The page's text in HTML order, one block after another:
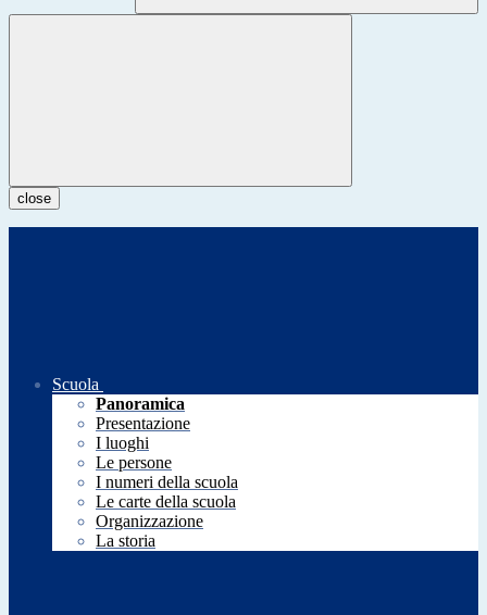
close
Scuola
Panoramica
Presentazione
I luoghi
Le persone
I numeri della scuola
Le carte della scuola
Organizzazione
La storia